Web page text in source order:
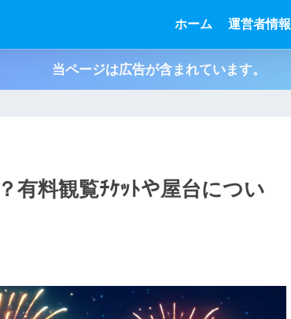
ホーム 運営者情報
当ページは広告が含まれています。
有料観覧ﾁｹｯﾄや屋台につい